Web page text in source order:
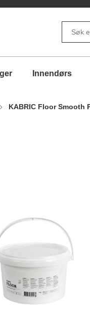
Innendørs
KABRIC Floor Smooth